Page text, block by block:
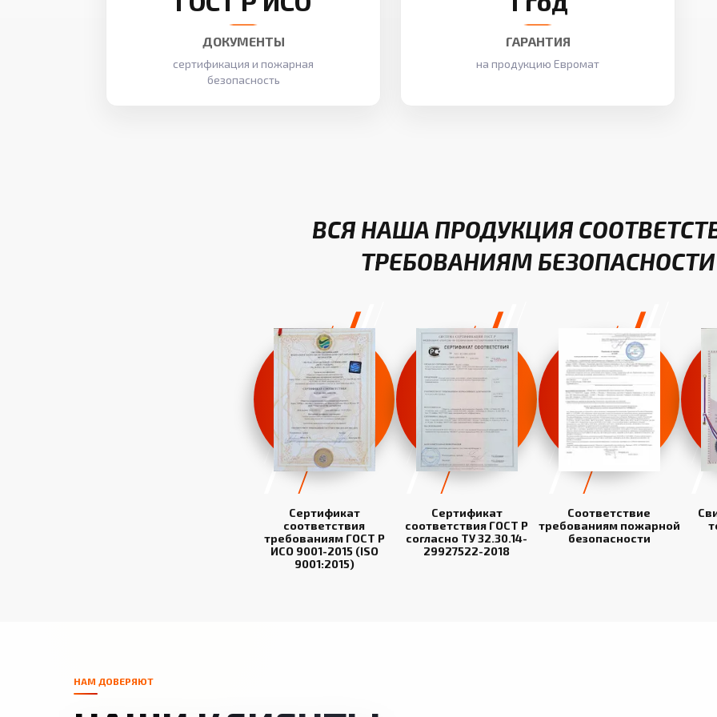
ДОКУМЕНТЫ
сертификация и пожарная
безопасность
ГАРАНТИЯ
на продукцию Евромат
ВСЯ НАША ПРОДУКЦИЯ
ТРЕБОВАНИЯМ БЕЗОПАСНОСТИ
Сертификат
соответствия
требованиям ГОСТ Р
ИСО 9001-2015 (ISO
9001:2015)
Сертификат
соответствия ГОСТ Р
согласно ТУ 32.30.14-
29927522-2018
Соответствие
требованиям пожарной
безопасности
НАМ ДОВЕРЯЮТ